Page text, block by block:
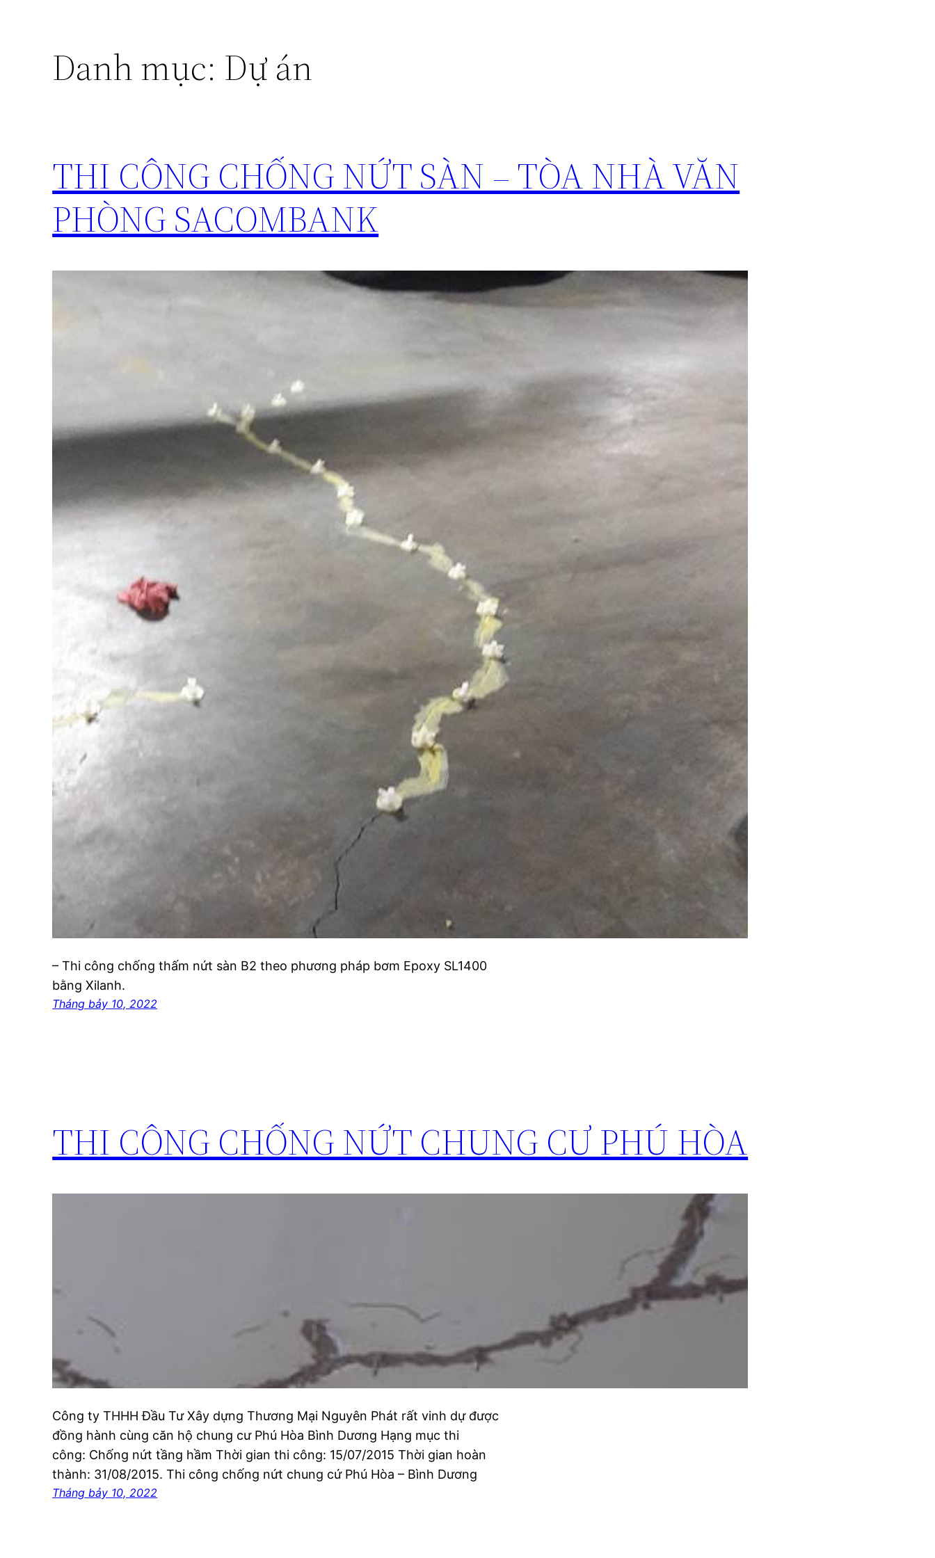
Danh mục: Dự án
THI CÔNG CHỐNG NỨT SÀN – TÒA NHÀ VĂN
PHÒNG SACOMBANK
– Thi công chống thấm nứt sàn B2 theo phương pháp bơm Epoxy SL1400
bằng Xilanh.
Tháng bảy 10, 2022
THI CÔNG CHỐNG NỨT CHUNG CƯ PHÚ HÒA
Công ty THHH Đầu Tư Xây dựng Thương Mại Nguyên Phát rất vinh dự được
đồng hành cùng căn hộ chung cư Phú Hòa Bình Dương Hạng mục thi
công: Chống nứt tầng hầm Thời gian thi công: 15/07/2015 Thời gian hoàn
thành: 31/08/2015. Thi công chống nứt chung cứ Phú Hòa – Bình Dương
Tháng bảy 10, 2022